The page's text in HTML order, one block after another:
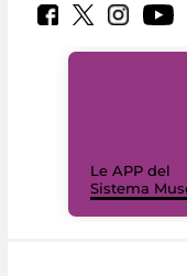
Le APP del
Sistema